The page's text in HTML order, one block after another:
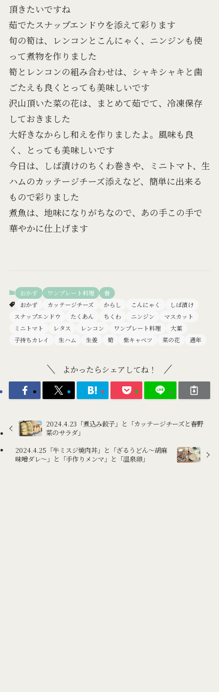
頂きたいですね
茹でたスナップエンドウを添えて彩ります
旬の筍は、レンコンとこんにゃく、ニンジンも使
って煮物を作りました
筍とレンコンの組み合わせは、シャキシャキと歯
ごたえも良くとっても美味しいです
沢山頂いた菜の花は、まとめて茹でて、冷凍保存
しておきました
大好きなからし和えを作りましたよ。風味も良
く、とっても美味しいです
今日は、しば漬けのちくわ巻きや、ミニトマト、生
ハムのカッテージチーズ添えなど、簡単に出来る
もので彩りました
煮魚は、地味になりがちなので、あの手この手で
華やかに仕上げます
おかず ワンプレート料理
春
おかず
カッテージチーズ からし こんにゃく
しば漬け
スナップエンドウ
たくあん ちくわ ニンジン
マスカット
ミニトマト
レタス レンコン ワンプレート料理
大葉
子持ちカレイ
生ハム 生姜 筍 紫キャベツ 菜の花 通年
よかったらシェアしてね！
2024.4.23「煮込み餃子」と「カッテージチーズと春野
菜のサラダ」
2024.4.25「牛ミスジ焼肉丼」と「ざるうどん～胡麻
味噌ダレ～」と「手作りメンマ」と「温泉卵」